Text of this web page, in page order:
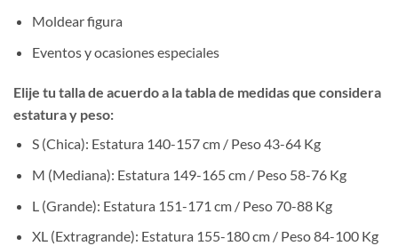
Moldear figura
Eventos y ocasiones especiales
Elije tu talla de acuerdo a la tabla de medidas que considera
estatura y peso:
S (Chica): Estatura 140-157 cm / Peso 43-64 Kg
M (Mediana): Estatura 149-165 cm / Peso 58-76 Kg
L (Grande): Estatura 151-171 cm / Peso 70-88 Kg
XL (Extragrande): Estatura 155-180 cm / Peso 84-100 Kg